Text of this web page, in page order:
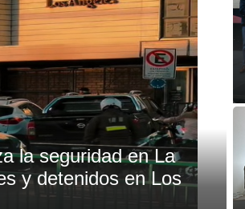
la seguridad en La
y detenidos en Los